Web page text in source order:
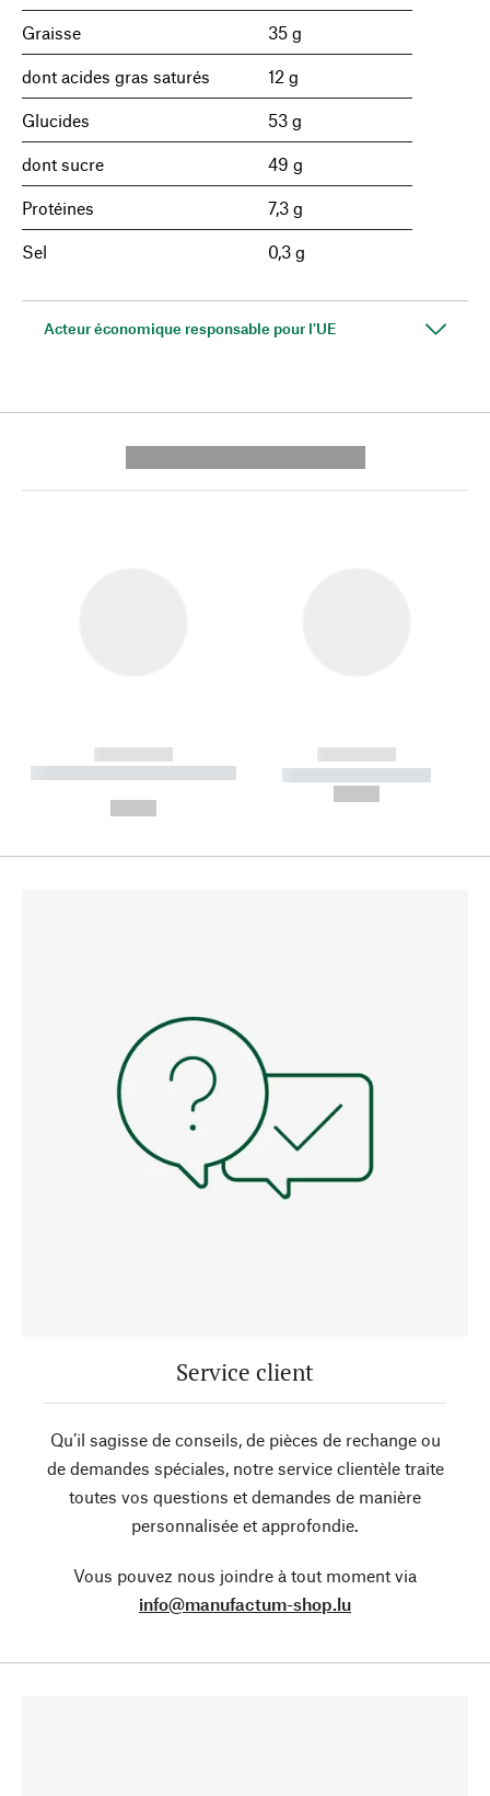
Graisse 35 g
dont acides gras saturés 12 g
Glucides 53 g
dont sucre 49 g
Protéines 7,3 g
Sel 0,3 g
Acteur économique responsable pour l'UE
------------
----------- ----------- --------
------------
----------- -----------
Service client
Qu’il sagisse de conseils, de pièces de rechange ou
de demandes spéciales, notre service clientèle traite
toutes vos questions et demandes de manière
personnalisée et approfondie.
Vous pouvez nous joindre à tout moment via
info@manufactum-shop.lu